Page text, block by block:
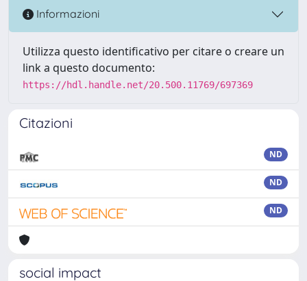
Informazioni
Utilizza questo identificativo per citare o creare un
link a questo documento:
https://hdl.handle.net/20.500.11769/697369
Citazioni
ND
ND
ND
social impact